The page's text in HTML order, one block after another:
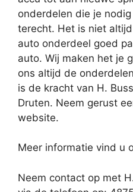
onderdelen die je
terecht. Het is niet
auto onderdeel goed
auto. Wij maken het je
ons altijd de
is de kracht van H.
Druten. Neem gerust
website.
Meer informatie vind u
Neem contact op met